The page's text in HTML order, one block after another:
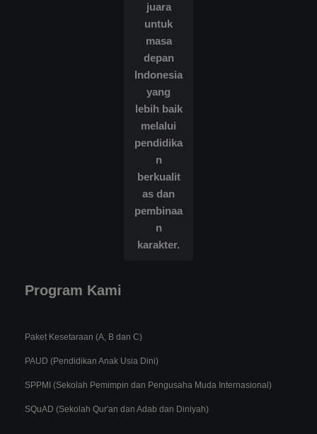
juara
untuk
masa
depan
Indonesia
yang
lebih baik
melalui
pendidika
n
berkualit
as dan
pembinaa
n
karakter.
Program Kami
Paket Kesetaraan (A, B dan C)
PAUD (Pendidikan Anak Usia Dini)
SPPMI (Sekolah Pemimpin dan Pengusaha Muda Internasional)
SQuAD (Sekolah Qur'an dan Adab dan Diniyah)